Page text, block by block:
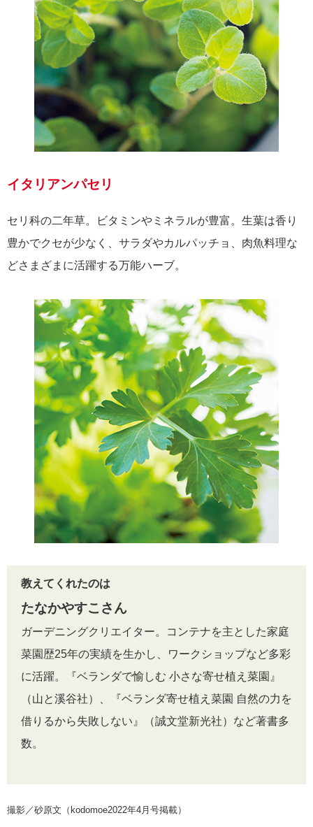
イタリアンパセリ
セリ科の二年草。ビタミンやミネラルが豊富。生葉は香り
豊かでクセが少なく、サラダやカルパッチョ、肉魚料理な
どさまざまに活躍する万能ハーブ。
教えてくれたのは
たなかやすこさん
ガーデニングクリエイター。コンテナを主とした家庭
菜園歴25年の実績を生かし、ワークショップなど多彩
に活躍。『ベランダで愉しむ 小さな寄せ植え菜園』
（山と溪谷社）、
『ベランダ寄せ植え菜園 自然の力を
借りるから失敗しない』（誠文堂新光社）など著書多
数。
撮影／砂原文（kodomoe2022年4月号掲載）